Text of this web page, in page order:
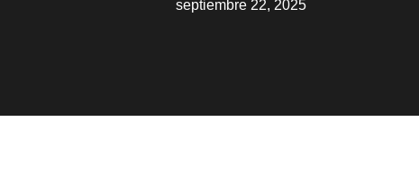
septiembre 22, 2025